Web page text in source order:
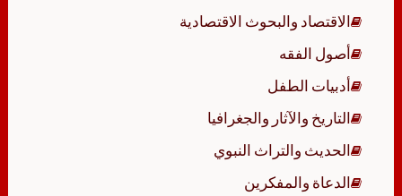
الاقتصاد والبحوث الاقتصادية
أصول الفقه
أدبيات الطفل
التاريخ والآثار والجغرافيا
الحديث والتراث النبوي
الدعاة والمفكرين